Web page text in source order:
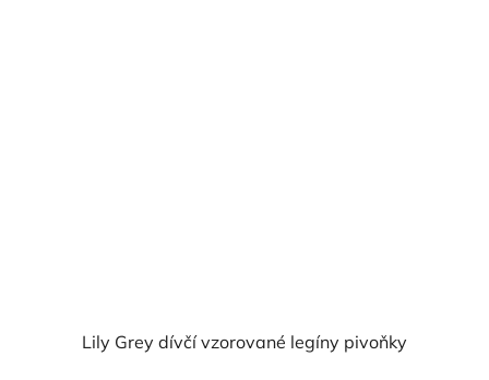
Lily Grey dívčí vzorované legíny pivoňky